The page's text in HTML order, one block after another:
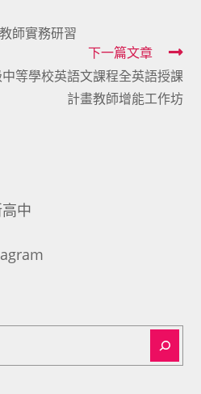
師實務研習
下一篇文章
中等學校英語文課程全英語授課
計畫教師增能工作坊
中